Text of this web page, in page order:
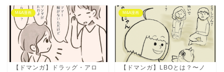
M&A漫画
【ドマンガ】ドラッグ・アロ
M&A漫画
【ドマンガ】LBOとは？〜ノ